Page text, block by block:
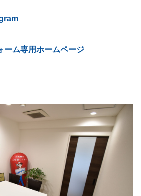
ム専用ホームページ